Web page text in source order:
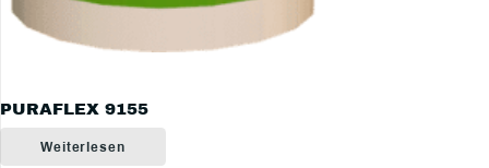
PURAFLEX 9155
Weiterlesen